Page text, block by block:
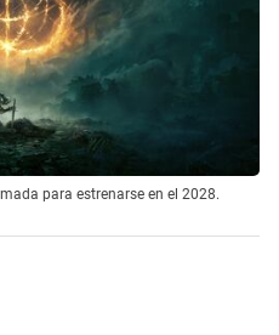
para estrenarse en el 2028.